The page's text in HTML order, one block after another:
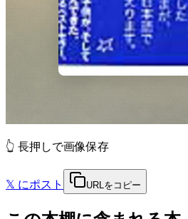
👆 長押しで画像保存
𝕏 にポスト URLをコピー